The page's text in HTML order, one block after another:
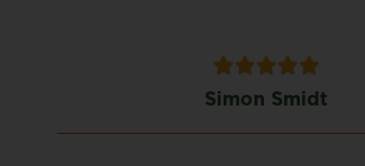
Simon Smidt